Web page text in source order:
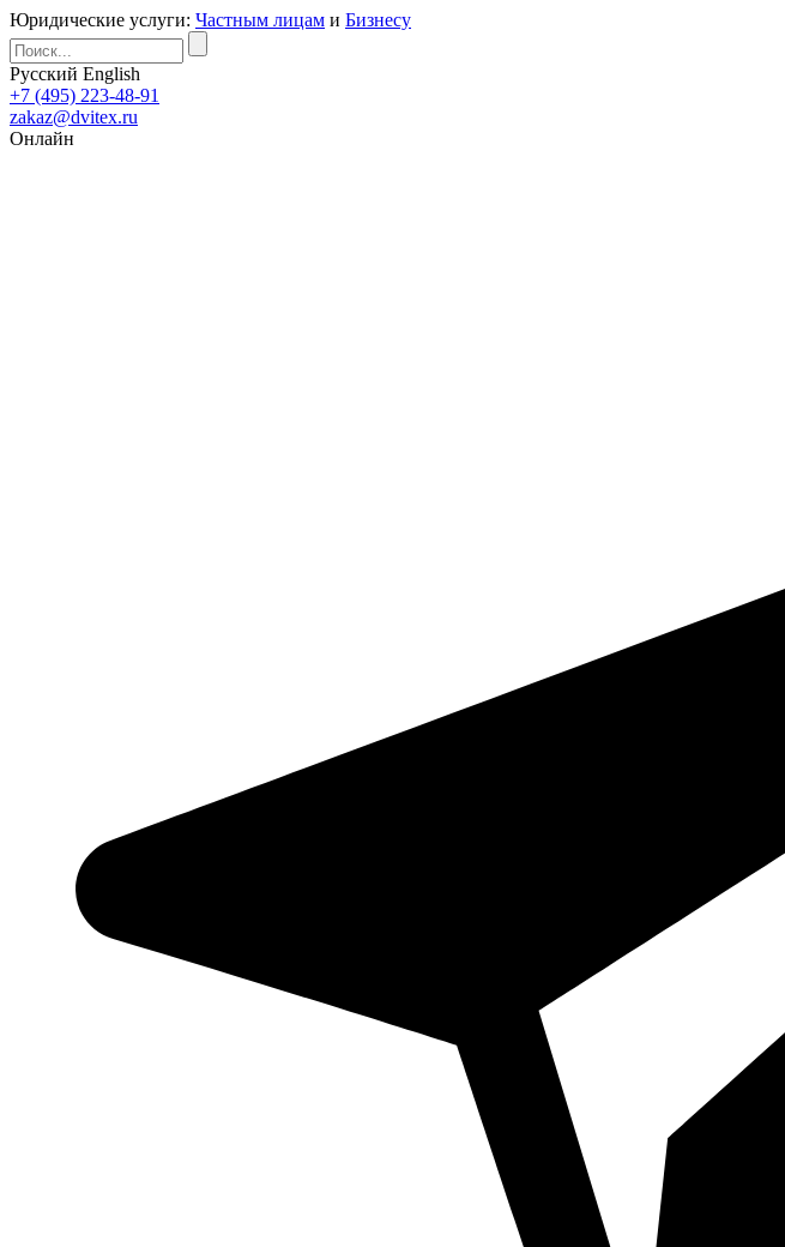
Юридические услуги: Частным лицам и Бизнесу
Русский English
+7 (495) 223-48-91
zakaz@dvitex.ru
Онлайн